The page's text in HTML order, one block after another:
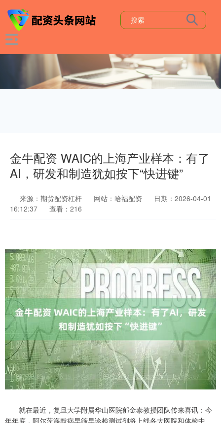
金牛配资 WAIC的上海产业样本：有了
AI，研发和制造犹如按下“快进键”
来源：期货配资杠杆 网站：哈福配资
日期：2026-04-01
16:12:37
查看：216
就在最近，复旦大学附属华山医院郁金泰教授团队传来喜讯：今
年年底，阿尔茨海默病早筛早诊检测试剂将上线各大医院和体检中